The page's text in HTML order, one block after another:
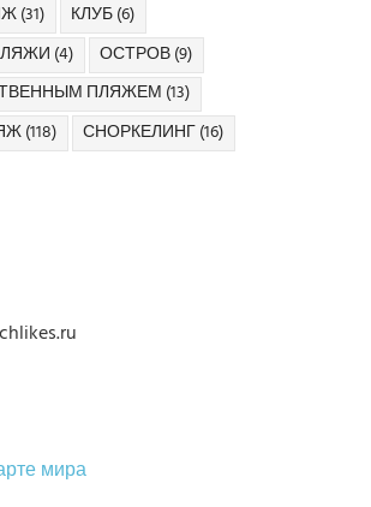
(31) КЛУБ(6)
(4) ОСТРОВ(9)
ПЛЯЖЕМ (13)
(118) СНОРКЕЛИНГ(16)
мира